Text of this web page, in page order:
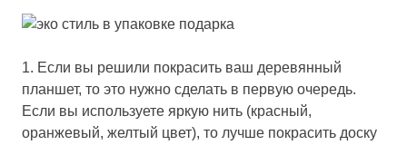
1. Если вы решили покрасить ваш деревянный
планшет, то это нужно сделать в первую очередь.
Если вы используете яркую нить (красный,
оранжевый, желтый цвет), то лучше покрасить доску